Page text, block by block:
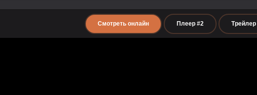
Смотреть онлайн Плеер #2 Трейлер